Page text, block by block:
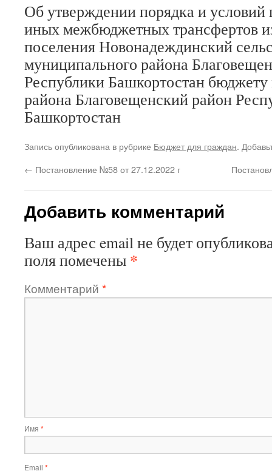
Об утверждении порядка и условий
иных межбюджетных трансфертов
поселения Новонадеждинский
муниципального района
Республики Башкортостан
района Благовещенский район
Башкортостан
Запись опубликована в рубрике Бюджет для граждан.
← Постановление №58 от 27.12.2022 г
Добавить комментарий
Ваш адрес email не будет
поля помечены *
Комментарий *
Имя *
Email *